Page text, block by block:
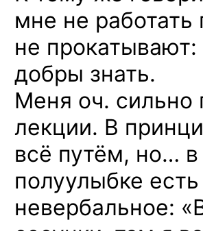
мне не работать
не
добры знать.
Меня оч. сильно
лекции. В
всё путём, но… в
полуулыбке есть
невербальное: